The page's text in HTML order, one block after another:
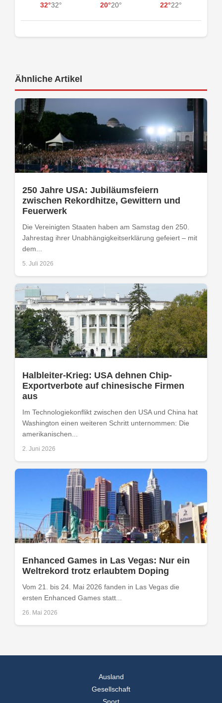
32°32° 20°20° 22°22°
Ähnliche Artikel
250 Jahre USA: Jubiläumsfeiern
zwischen Rekordhitze, Gewittern und
Feuerwerk
Die Vereinigten Staaten haben am Samstag den 250.
Jahrestag ihrer Unabhängigkeitserklärung gefeiert – mit
dem...
5. Juli 2026
Halbleiter-Krieg: USA dehnen Chip-
Exportverbote auf chinesische Firmen
aus
Im Technologiekonflikt zwischen den USA und China hat
Washington einen weiteren Schritt unternommen: Die
amerikanischen...
2. Juni 2026
Enhanced Games in Las Vegas: Nur ein
Weltrekord trotz erlaubtem Doping
Vom 21. bis 24. Mai 2026 fanden in Las Vegas die
ersten Enhanced Games statt...
26. Mai 2026
Ausland
Gesellschaft